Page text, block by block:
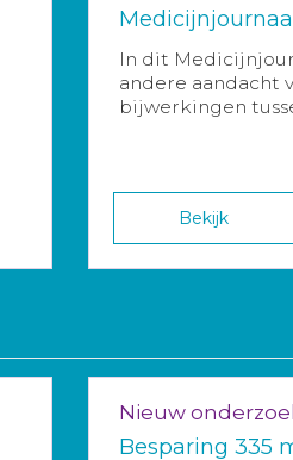
In dit
andere aandacht
bijwerkingen
Bekijk
Nieuw
Besparing 335